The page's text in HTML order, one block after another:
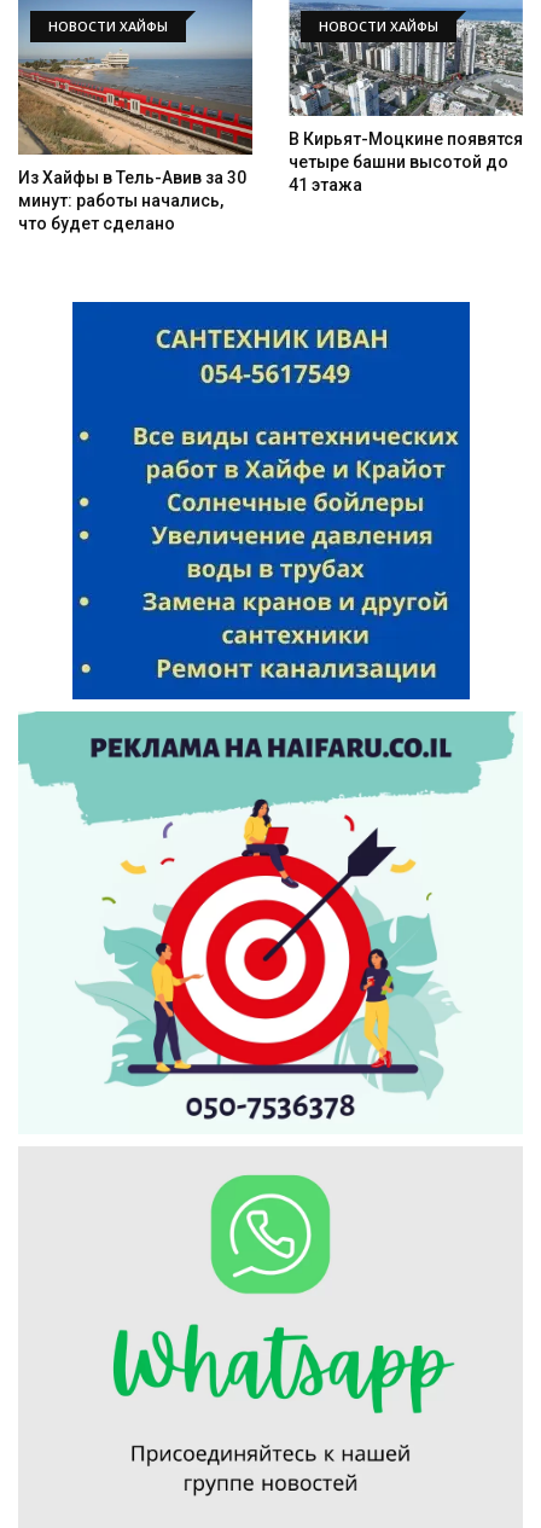
НОВОСТИ ХАЙФЫ
Из Хайфы в Тель-Авив за 30
минут: работы начались,
что будет сделано
НОВОСТИ ХАЙФЫ
В Кирьят-Моцкине появятся
четыре башни высотой до
41 этажа